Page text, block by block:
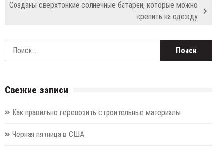
Созданы сверхтонкие солнечные батареи, которые можно
крепить на одежду
Свежие записи
Как правильно перевозить строительные материалы
Черная пятница в США